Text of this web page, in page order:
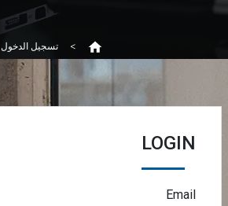
تسجيل الدخول
LOGIN
Email